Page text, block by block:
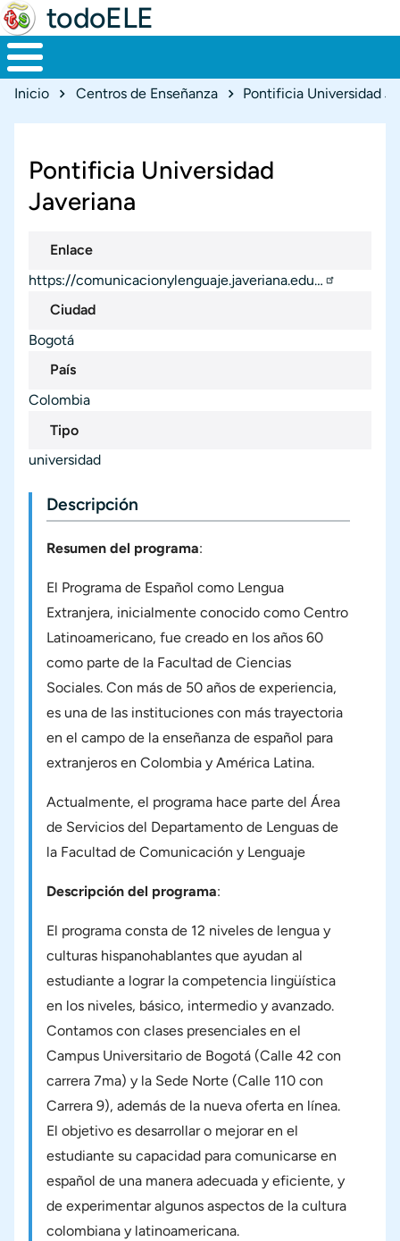
todoELE
Ruta de navegación
Inicio Centros de Enseñanza Pontificia Universidad
Pontificia Universidad
Javeriana
Enlace
https://comunicacionylenguaje.javeriana.edu…
Ciudad
Bogotá
País
Colombia
Tipo
universidad
Descripción
Resumen del programa:
El Programa de Español como Lengua
Extranjera, inicialmente conocido como Centro
Latinoamericano, fue creado en los años 60
como parte de la Facultad de Ciencias
Sociales. Con más de 50 años de experiencia,
es una de las instituciones con más trayectoria
en el campo de la enseñanza de español para
extranjeros en Colombia y América Latina.
Actualmente, el programa hace parte del Área
de Servicios del Departamento de Lenguas de
la Facultad de Comunicación y Lenguaje
Descripción del programa:
El programa consta de 12 niveles de lengua y
culturas hispanohablantes que ayudan al
estudiante a lograr la competencia lingüística
en los niveles, básico, intermedio y avanzado.
Contamos con clases presenciales en el
Campus Universitario de Bogotá (Calle 42 con
carrera 7ma) y la Sede Norte (Calle 110 con
Carrera 9), además de la nueva oferta en línea.
El objetivo es desarrollar o mejorar en el
estudiante su capacidad para comunicarse en
español de una manera adecuada y eficiente, y
de experimentar algunos aspectos de la cultura
colombiana y latinoamericana.